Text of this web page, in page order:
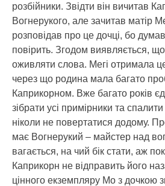
розбійники. Звідти він вичитав
Вогнерукого, але зачитав матір
розповідав про це дочці, бо
повірить. Згодом виявляється, що
оживляти слова. Мегі отримала
через що родина мала багато
Каприкорном. Вже багато років
зібрати усі примірники та
ніколи не повертатися додому.
має Вогнерукий – майстер над
вагається, на чий бік стати, аж
Каприкорн не відправить його
цінного екземпляру Мо з дочкою